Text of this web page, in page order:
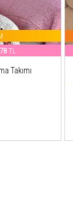
TL
Takımı